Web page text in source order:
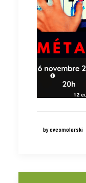
by evesmolarski